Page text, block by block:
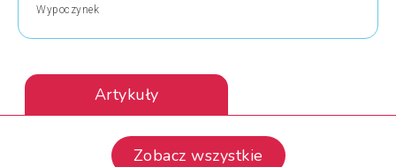
Wypoczynek
Artykuły
Zobacz wszystkie